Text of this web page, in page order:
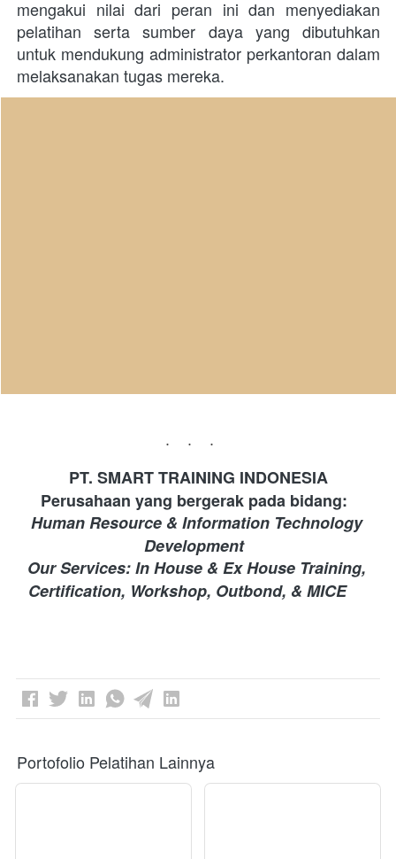
mengakui nilai dari peran ini dan menyediakan
pelatihan serta sumber daya yang dibutuhkan
untuk mendukung administrator perkantoran dalam
melaksanakan tugas mereka.
...
PT. SMART TRAINING INDONESIA
Perusahaan yang bergerak pada bidang:
Human Resource & Information Technology
Development
Our Services: In House & Ex House Training,
Certification, Workshop, Outbond, & MICE
Portofolio Pelatihan Lainnya